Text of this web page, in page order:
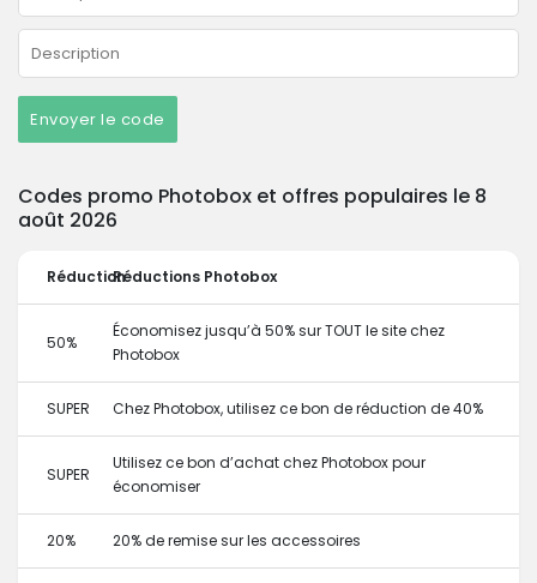
Envoyer le code
Codes promo Photobox et offres populaires le 8
août 2026
RéductionRéductions Photobox
50%
Économisez jusqu’à 50% sur TOUT le site chez
Photobox
SUPER Chez Photobox, utilisez ce bon de réduction de 40%
SUPER
Utilisez ce bon d’achat chez Photobox pour
économiser
20% 20% de remise sur les accessoires